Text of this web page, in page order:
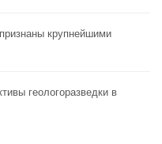
крупнейшими
геологоразведки в